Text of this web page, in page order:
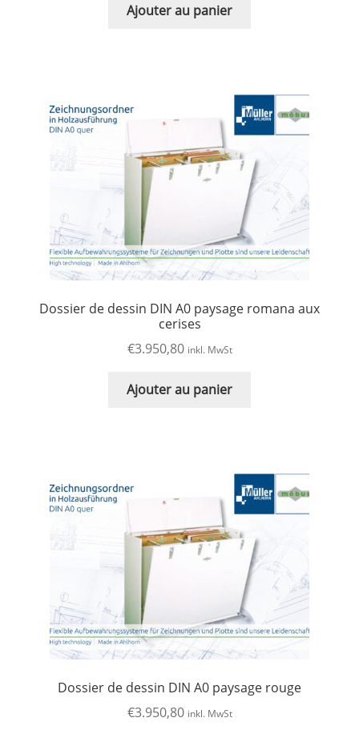
Ajouter au panier
Dossier de dessin DIN A0 paysage romana aux
cerises
€3.950,80 inkl. MwSt
Ajouter au panier
Dossier de dessin DIN A0 paysage rouge
€3.950,80 inkl. MwSt